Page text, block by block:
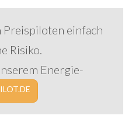
Preispiloten einfach
Risiko.
Energie-